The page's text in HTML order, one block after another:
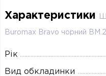
Характеристики
Buromax Bravo чорний
Рік
Вид обкладинки